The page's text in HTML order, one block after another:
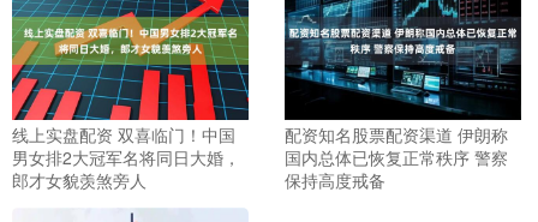
线上实盘配资 双喜临门！中国
男女排2大冠军名将同日大婚，
郎才女貌羡煞旁人
配资知名股票配资渠道 伊朗称
国内总体已恢复正常秩序 警察
保持高度戒备